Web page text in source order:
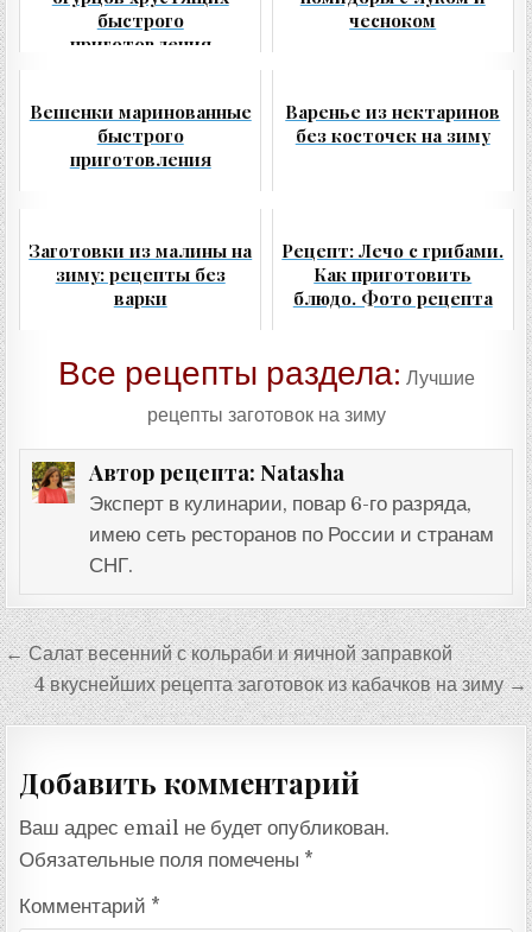
быстрого
приготовления
чесноком
Вешенки маринованные
быстрого
приготовления
Варенье из нектаринов
без косточек на зиму
Заготовки из малины на
зиму: рецепты без
варки
Рецепт: Лечо с грибами.
Как приготовить
блюдо. Фото рецепта
Все рецепты раздела: Лучшие
рецепты заготовок на зиму
Автор рецепта: Natasha
Эксперт в кулинарии, повар 6-го разряда,
имею сеть ресторанов по России и странам
СНГ.
Навигация
по
записям
← Салат весенний с кольраби и яичной заправкой
4 вкуснейших рецепта заготовок из кабачков на зиму →
Добавить комментарий
Ваш адрес email не будет опубликован.
Обязательные поля помечены *
Комментарий *